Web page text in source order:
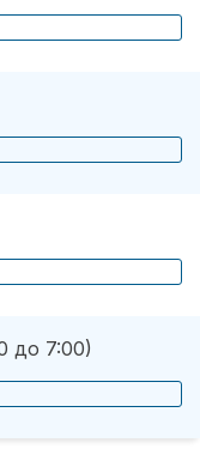
до 7:00)